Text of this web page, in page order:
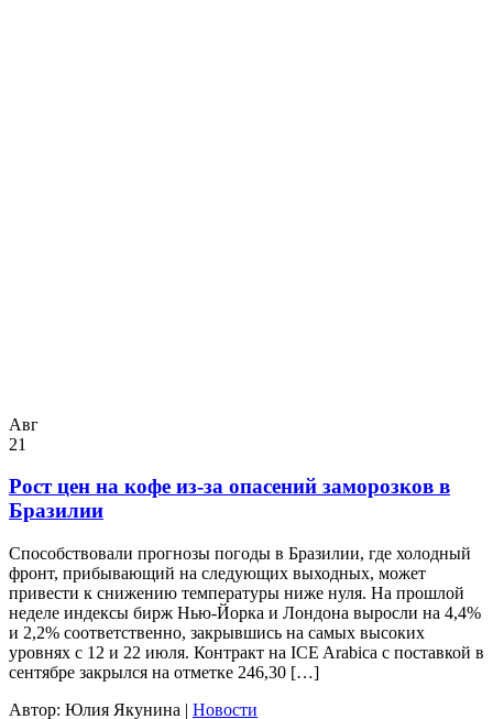
Авг
21
Рост цен на кофе из-за опасений заморозков в
Бразилии
Способствовали прогнозы погоды в Бразилии, где холодный
фронт, прибывающий на следующих выходных, может
привести к снижению температуры ниже нуля. На прошлой
неделе индексы бирж Нью-Йорка и Лондона выросли на 4,4%
и 2,2% соответственно, закрывшись на самых высоких
уровнях с 12 и 22 июля. Контракт на ICE Arabica с поставкой в
сентябре закрылся на отметке 246,30 […]
Автор: Юлия Якунина | Новости